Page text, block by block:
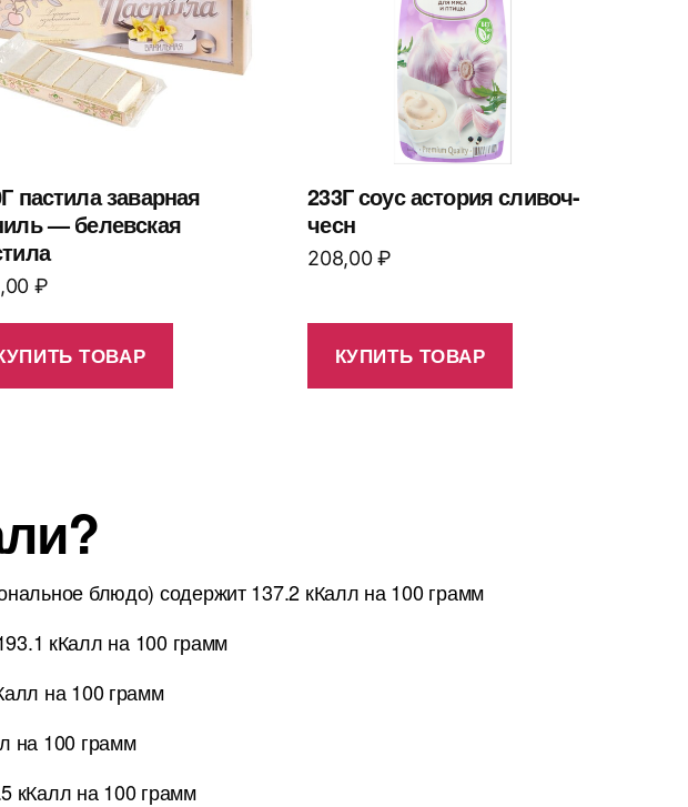
пастила заварная
— белевская
₽
ТОВАР
233Г соус астория сливоч-
чесн
208,00₽
КУПИТЬ ТОВАР
блюдо) содержит 137.2 кКалл на 100 грамм
кКалл на 100 грамм
на 100 грамм
на 100 грамм
кКалл на 100 грамм